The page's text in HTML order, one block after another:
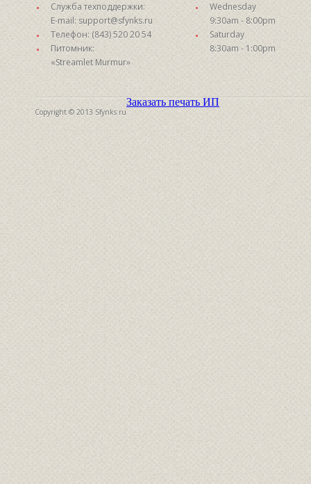
Служба техподдержки:
E-mail: support@sfynks.ru
Телефон: (843) 520 20 54
Питомник:
«Streamlet Murmur»
Wednesday
9:30am - 8:00pm
Saturday
8:30am - 1:00pm
Copyright © 2013 Sfynks.ru
Заказать печать ИП